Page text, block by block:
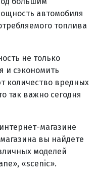
автомобиля
топлива
не только
и сэкономить
количество вредных
так важно сегодня
магазине
вы найдете
моделей
«scenic».